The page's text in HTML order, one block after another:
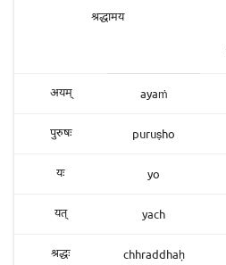
श्रद्धामय
अयम् ayaṁ
पुरुषः puruṣho
यः yo
यत् yach
श्रद्धः chhraddhaḥ